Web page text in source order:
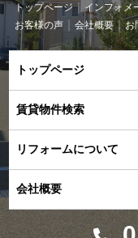
トップページ インフォメ
お客様の声
会社概要 お
トップページ
賃貸物件検索
リフォームについて
会社概要